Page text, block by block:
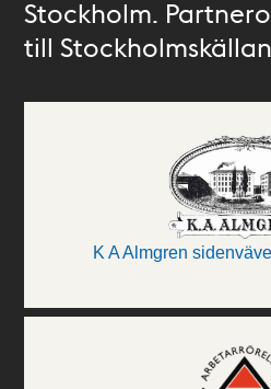
Stockholm.
till
K A Almgren